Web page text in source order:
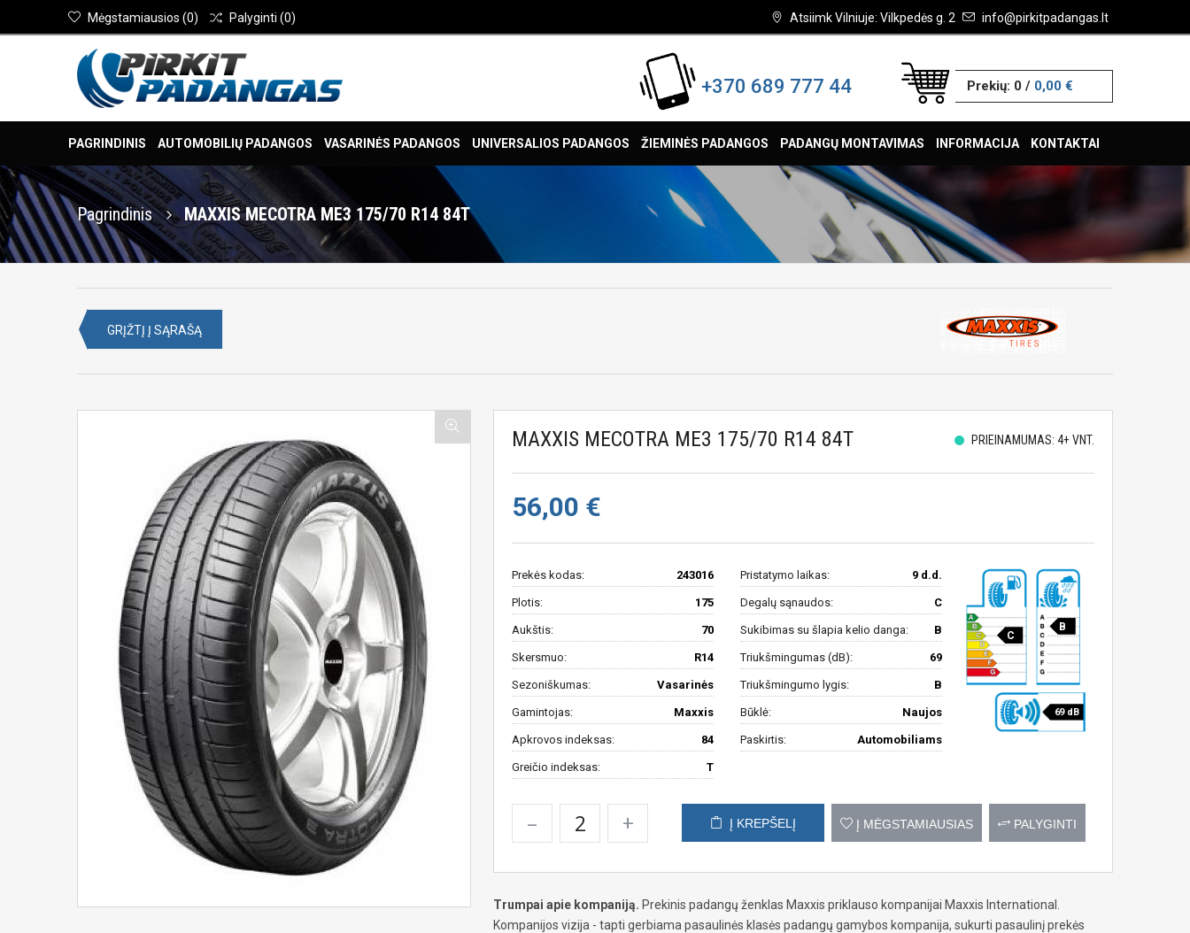
Atsiimk Vilniuje: Vilkpedės g. 2 info@pirkitpadangas.lt
Mėgstamiausios (0) Palyginti (0)
+370 689 777 44 Prekių: 0/ 0,00 €
PAGRINDINIS AUTOMOBILIŲ PADANGOS VASARINĖS PADANGOS UNIVERSALIOS PADANGOS ŽIEMINĖS PADANGOS PADANGŲ MONTAVIMAS INFORMACIJA KONTAKTAI
Pagrindinis MAXXIS MECOTRA ME3 175/70 R14 84T
GRĮŽTĮ Į SĄRAŠĄ
MAXXIS MECOTRA ME3 175/70 R14 84T PRIEINAMUMAS: 4+ VNT.
56,00 €
Prekės kodas: 243016 Pristatymo laikas: 9 d.d.
Plotis: 175
Aukštis: 70
Skersmuo: R14
Sezoniškumas: Vasarinės
Gamintojas: Maxxis
Apkrovos indeksas: 84
Greičio indeksas: T
Degalų sąnaudos: C
Sukibimas su šlapia kelio danga: B
Triukšmingumas (dB): 69
Triukšmingumo lygis: B
Būklė: Naujos
Paskirtis: Automobiliams
C
B
69 dB
– + Į KREPŠELĮ Į MĖGSTAMIAUSIAS PALYGINTI
Trumpai apie kompaniją. Prekinis padangų ženklas Maxxis priklauso kompanijai Maxxis International.
Kompanijos vizija - tapti gerbiama pasaulinės klasės padangų gamybos kompanija, sukurti pasaulinį prekės